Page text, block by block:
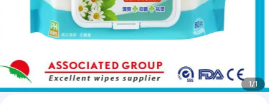
1/1